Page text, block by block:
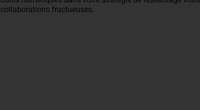
collaborations fructueuses.